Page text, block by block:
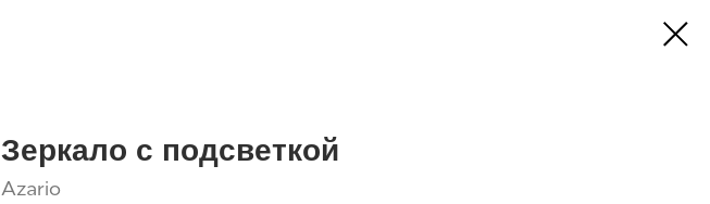
Зеркало с подсветкой
Azario